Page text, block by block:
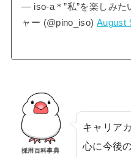
— iso-a＊”私”を楽しみた
ャー (@pino_iso) August
採用百科事典
キャリア
心に今後